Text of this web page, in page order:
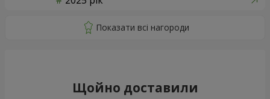
Щойно доставили